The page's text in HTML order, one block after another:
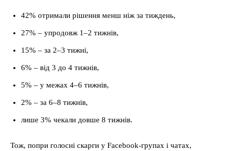
42% отримали рішення менш ніж за тиждень,
27% – упродовж 1–2 тижнів,
15% – за 2–3 тижні,
6% – від 3 до 4 тижнів,
5% – у межах 4–6 тижнів,
2% – за 6–8 тижнів,
лише 3% чекали довше 8 тижнів.
Тож, попри голосні скарги у Facebook-групах і чатах,